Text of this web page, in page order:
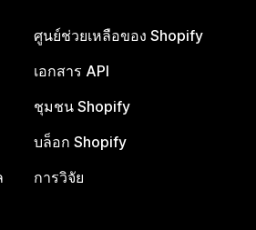
ศูนย์ช่วยเหลือของ Shopify
เอกสาร API
ชุมชน Shopify
บล็อก Shopify
การวิจัย